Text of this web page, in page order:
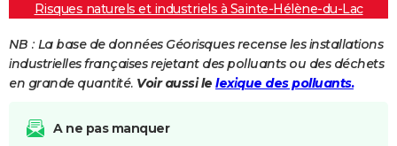
Bricolage
Lifestyle
Culture
Auto
Television
Voyage
CinemaRisques naturels et industriels à Sainte-Hélène-du-Lac
NB : La base de données Géorisques recense les installations
industrielles françaises rejetant des polluants ou des déchets
en grande quantité. Voir aussi le lexique des polluants.
A ne pas manquer